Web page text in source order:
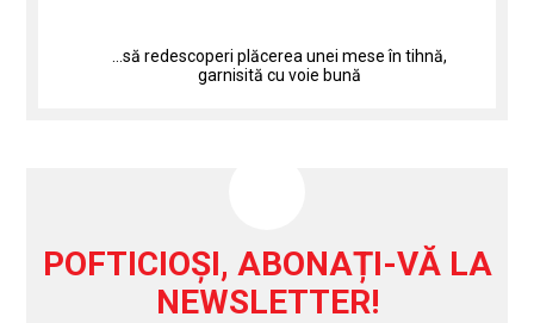
...să redescoperi plăcerea unei mese în tihnă,
garnisită cu voie bună
POFTICIOȘI, ABONAȚI-VĂ LA
NEWSLETTER!